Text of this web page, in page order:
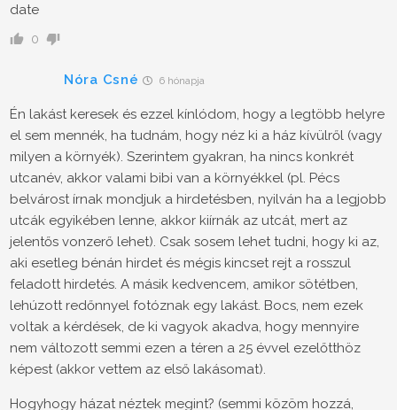
date
0
Nóra Csné 6 hónapja
Én lakást keresek és ezzel kínlódom, hogy a legtöbb helyre
el sem mennék, ha tudnám, hogy néz ki a ház kívülről (vagy
milyen a környék). Szerintem gyakran, ha nincs konkrét
utcanév, akkor valami bibi van a környékkel (pl. Pécs
belvárost írnak mondjuk a hirdetésben, nyilván ha a legjobb
utcák egyikében lenne, akkor kiírnák az utcát, mert az
jelentős vonzerő lehet). Csak sosem lehet tudni, hogy ki az,
aki esetleg bénán hirdet és mégis kincset rejt a rosszul
feladott hirdetés. A másik kedvencem, amikor sötétben,
lehúzott redőnnyel fotóznak egy lakást. Bocs, nem ezek
voltak a kérdések, de ki vagyok akadva, hogy mennyire
nem változott semmi ezen a téren a 25 évvel ezelőtthöz
képest (akkor vettem az első lakásomat).
Hogyhogy házat néztek megint? (semmi közöm hozzá,